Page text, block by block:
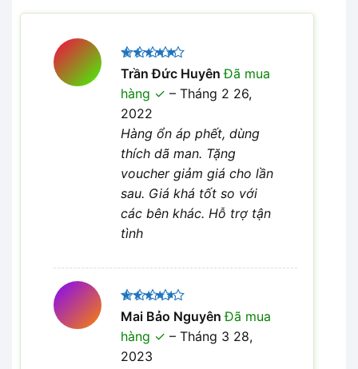
Được xếp
hạng 5 5
sao
Trần Đức HuyênĐã mua
hàng
– Tháng 2 26,
2022
Hàng ổn áp phết, dùng
thích dã man. Tặng
voucher giảm giá cho lần
sau. Giá khá tốt so với
các bên khác. Hỗ trợ tận
tình
Được
xếp hạng
45 sao
Mai Bảo NguyênĐã mua
hàng
– Tháng 3 28,
2023